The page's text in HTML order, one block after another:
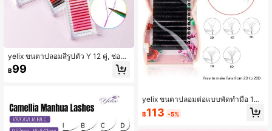
yelix ขนตาปลอมสีรูปตัว Y 12 คู่, ช่อข
นตาปลอมแบบจัดทรงไว้ล่วงหน้ารูปตัว
Y, ขนตาปลอมทำมือแบบสองด้าน, งอน
฿99
yelix ขนตาปลอมต่อแบบพัดทำมือ 12
แถว ลอน B/C/CC/D แบบ Easy Fan V
olume แบบแผ่นและแบบเส้นเดี่ยว ควา
฿113 -5%